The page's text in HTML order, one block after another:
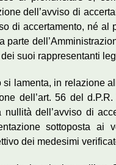
dell’avviso di
di accertamento, né al
parte
suoi rappresentanti
in relazione
dell’art. 56 del
dell’avviso di
sottoposta ai
dei medesimi